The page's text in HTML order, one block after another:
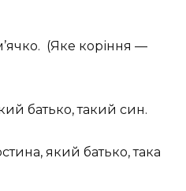
(Яке коріння —
батько, такий син.
який батько, така